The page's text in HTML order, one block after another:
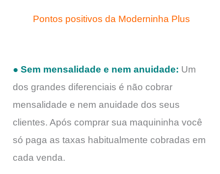
Pontos positivos da Moderninha Plus
● Sem mensalidade e nem anuidade: Um
dos grandes diferenciais é não cobrar
mensalidade e nem anuidade dos seus
clientes. Após comprar sua maquininha você
só paga as taxas habitualmente cobradas em
cada venda.